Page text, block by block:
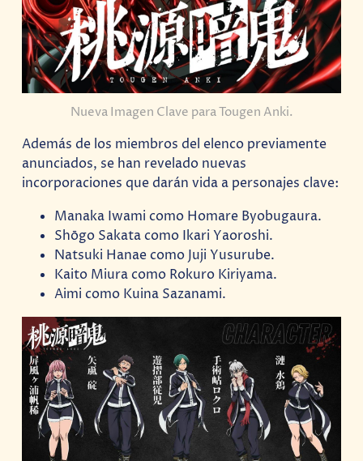
Nueva Imagen Clave para Tougen Anki.
Además de los miembros del elenco previamente
anunciados, se han revelado nuevas
incorporaciones que darán vida a personajes clave:
Manaka Iwami como Homare Byobugaura.
Shōgo Sakata como Ikari Yaoroshi.
Natsuki Hanae como Juji Yusurube.
Kaito Miura como Rokuro Kiriyama.
Aimi como Kuina Sazanami.